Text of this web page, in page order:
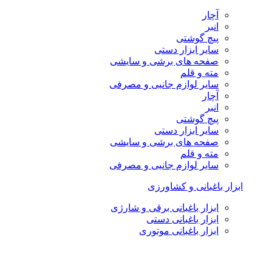
آچار
انبر
پیچ گوشتی
سایر ابزار دستی
صفحه های برشی و سایشی
مته و قلم
سایر لوازم جانبی و مصرفی
آچار
انبر
پیچ گوشتی
سایر ابزار دستی
صفحه های برشی و سایشی
مته و قلم
سایر لوازم جانبی و مصرفی
ابزار باغبانی و کشاورزی
ابزار باغبانی برقی و شارژی
ابزار باغبانی دستی
ابزار باغبانی موتوری